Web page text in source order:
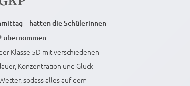
– hatten die Schülerinnen
übernommen.
Klasse 5D mit verschiedenen
Konzentration und Glück
sodass alles auf dem